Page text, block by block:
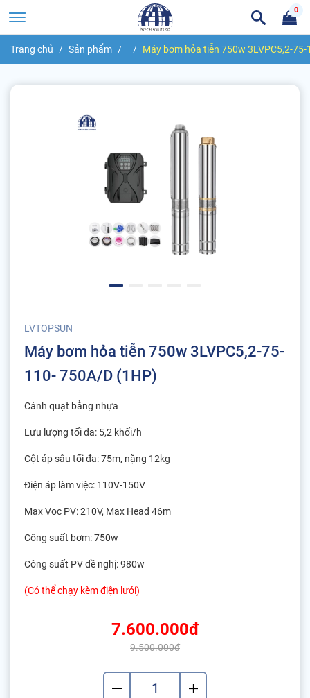
Trang chủ Sản phẩm Máy bơm hỏa tiễn 750w 3LVPC5,2-
LVTOPSUN
Máy bơm hỏa tiễn 750w 3LVPC5,2-75-
110- 750A/D (1HP)
Cánh quạt bằng nhựa
Lưu lượng tối đa: 5,2 khối/h
Cột áp sâu tối đa: 75m, nặng 12kg
Điện áp làm việc: 110V-150V
Max Voc PV: 210V, Max Head 46m
Công suất bơm: 750w
Công suất PV đề nghị: 980w
(Có thể chạy kèm điện lưới)
7.600.000đ
9.500.000đ
0